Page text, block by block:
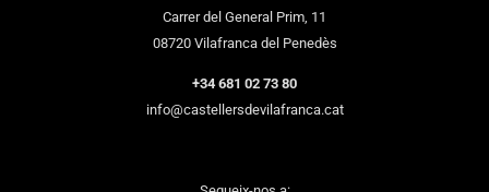
Carrer del General Prim, 11
08720 Vilafranca del Penedès
+34 681 02 73 80
info@castellersdevilafranca.cat